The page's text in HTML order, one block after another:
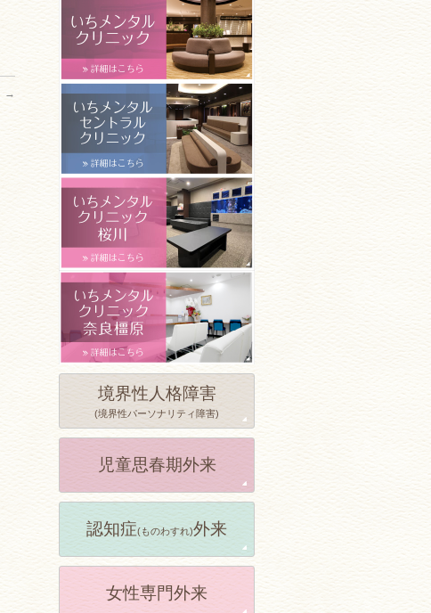
→
境界性人格障害
(境界性パーソナリティ障害)
児童思春期外来
認知症(ものわすれ)外来
女性専門外来